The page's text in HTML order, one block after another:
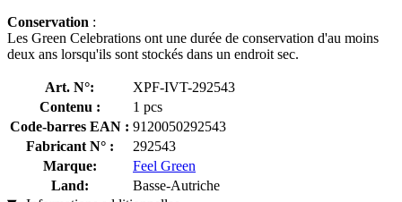
Conservation :
Les Green Celebrations ont une durée de conservation d'au moins
deux ans lorsqu'ils sont stockés dans un endroit sec.
Art. N°:
XPF-IVT-292543
Contenu :
1 pcs
Code-barres EAN : 9120050292543
Fabricant N° :
292543
Marque:
Feel Green
Land:
Basse-Autriche